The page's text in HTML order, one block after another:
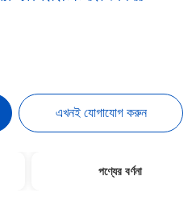
এখনই যোগাযোগ করুন
পণ্যের বর্ণনা